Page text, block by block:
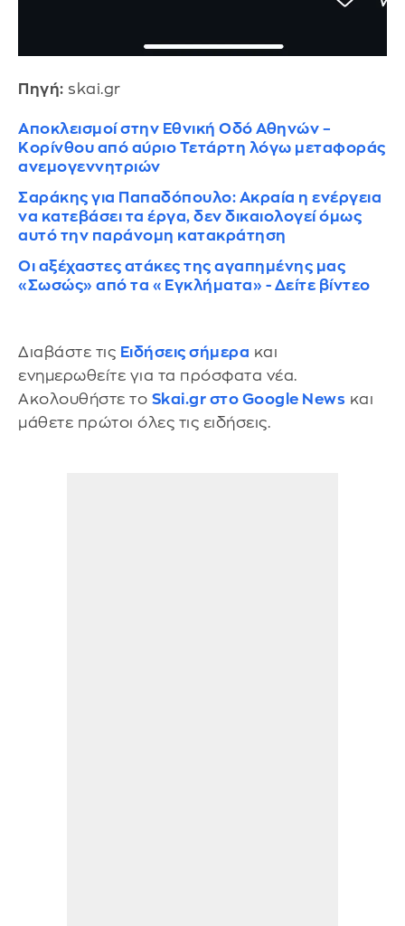
Πηγή: skai.gr
Αποκλεισμοί στην Εθνική Οδό Αθηνών –
Κορίνθου από αύριο Τετάρτη λόγω μεταφοράς
ανεμογεννητριών
Σαράκης για Παπαδόπουλο: Ακραία η ενέργεια
να κατεβάσει τα έργα, δεν δικαιολογεί όμως
αυτό την παράνομη κατακράτηση
Οι αξέχαστες ατάκες της αγαπημένης μας
«Σωσώς» από τα «Εγκλήματα» - Δείτε βίντεο
Διαβάστε τις Ειδήσεις σήμερα και
ενημερωθείτε για τα πρόσφατα νέα.
Ακολουθήστε το Skai.gr στο Google News και
μάθετε πρώτοι όλες τις ειδήσεις.